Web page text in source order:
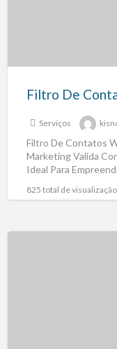
Serviços
Filtro De Contatos
Marketing Valida
Ideal Para
825 total de